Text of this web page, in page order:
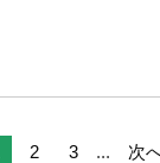
2 3 ... 次